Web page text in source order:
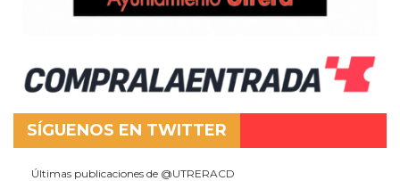
SÍGUENOS EN TWITTER
Últimas publicaciones de @UTRERACD